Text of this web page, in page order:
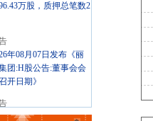
万股，质押总笔数2
年08月07日发布《丽
团:H股公告:董事会会
开日期》
年08月05日发布《丽